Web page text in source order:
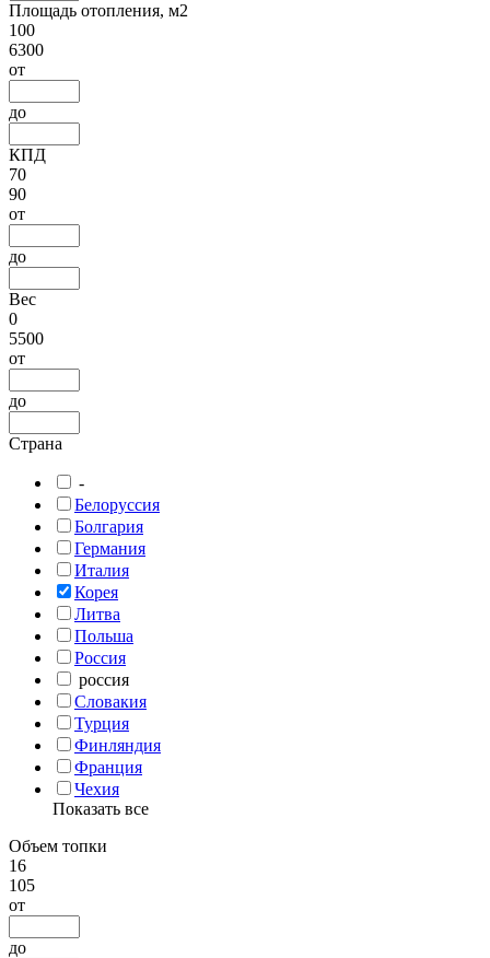
Площадь отопления, м2
100
6300
от
до
КПД
70
90
от
до
Вес
0
5500
от
до
Страна
-
Белоруссия
Болгария
Германия
Италия
Корея
Литва
Польша
Россия
россия
Словакия
Турция
Финляндия
Франция
Чехия
Показать все
Объем топки
16
105
от
до